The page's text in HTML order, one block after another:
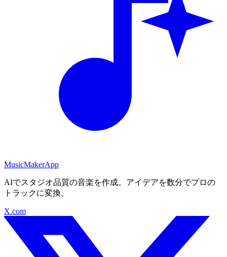
MusicMakerApp
AIでスタジオ品質の音楽を作成。アイデアを数分でプロの
トラックに変換。
X.com